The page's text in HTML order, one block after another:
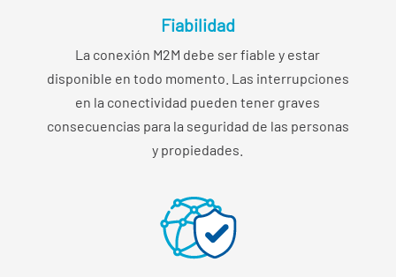
Fiabilidad
La conexión M2M debe ser fiable y estar
disponible en todo momento. Las interrupciones
en la conectividad pueden tener graves
consecuencias para la seguridad de las personas
y propiedades.